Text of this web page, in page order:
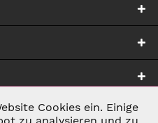
Aktiv
Cookies ein. Einige